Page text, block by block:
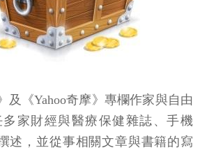
及《Yahoo奇摩》專欄作家與自由
家財經與醫療保健雜誌、手機
述，並從事相關文章與書籍的寫